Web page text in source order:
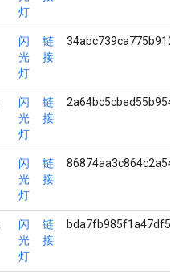
灯
闪
光
灯
链
接
闪
光
灯
链
接
闪
光
灯
链
接
闪
光
灯
链
接